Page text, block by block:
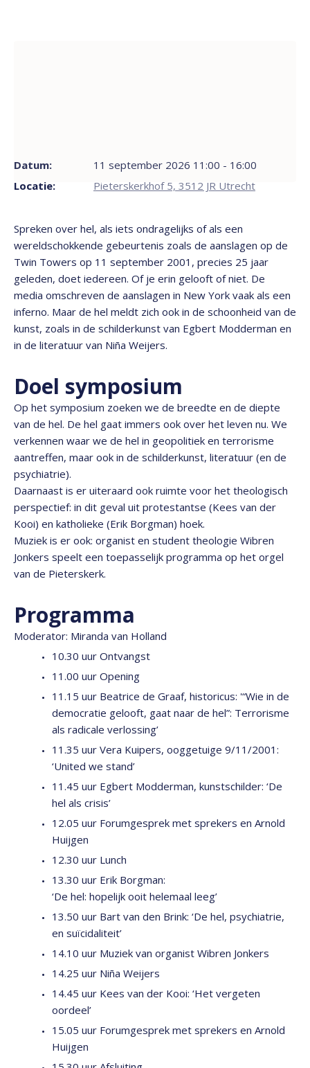
Datum:
11 september 2026 11:00 - 16:00
Locatie:
Pieterskerkhof 5, 3512 JR Utrecht
Spreken over hel, als iets ondragelijks of als een
wereldschokkende gebeurtenis zoals de aanslagen op de
Twin Towers op 11 september 2001, precies 25 jaar
geleden, doet iedereen. Of je erin gelooft of niet. De
media omschreven de aanslagen in New York vaak als een
inferno. Maar de hel meldt zich ook in de schoonheid van de
kunst, zoals in de schilderkunst van Egbert Modderman en
in de literatuur van Niña Weijers.
Doel symposium
Op het symposium zoeken we de breedte en de diepte
van de hel. De hel gaat immers ook over het leven nu. We
verkennen waar we de hel in geopolitiek en terrorisme
aantreffen, maar ook in de schilderkunst, literatuur (en de
psychiatrie).
Daarnaast is er uiteraard ook ruimte voor het theologisch
perspectief: in dit geval uit protestantse (Kees van der
Kooi) en katholieke (Erik Borgman) hoek.
Muziek is er ook: organist en student theologie Wibren
Jonkers speelt een toepasselijk programma op het orgel
van de Pieterskerk.
Programma
Moderator: Miranda van Holland
10.30 uur Ontvangst
11.00 uur Opening
11.15 uur Beatrice de Graaf, historicus: '“Wie in de
democratie gelooft, gaat naar de hel”: Terrorisme
als radicale verlossing’
11.35 uur Vera Kuipers, ooggetuige 9/11/2001:
‘United we stand’
11.45 uur Egbert Modderman, kunstschilder: ‘De
hel als crisis’
12.05 uur Forumgesprek met sprekers en Arnold
Huijgen
12.30 uur Lunch
13.30 uur Erik Borgman:
‘De hel: hopelijk ooit helemaal leeg’
13.50 uur Bart van den Brink: ‘De hel, psychiatrie,
en suïcidaliteit’
14.10 uur Muziek van organist Wibren Jonkers
14.25 uur Niña Weijers
14.45 uur Kees van der Kooi: ‘Het vergeten
oordeel’
15.05 uur Forumgesprek met sprekers en Arnold
Huijgen